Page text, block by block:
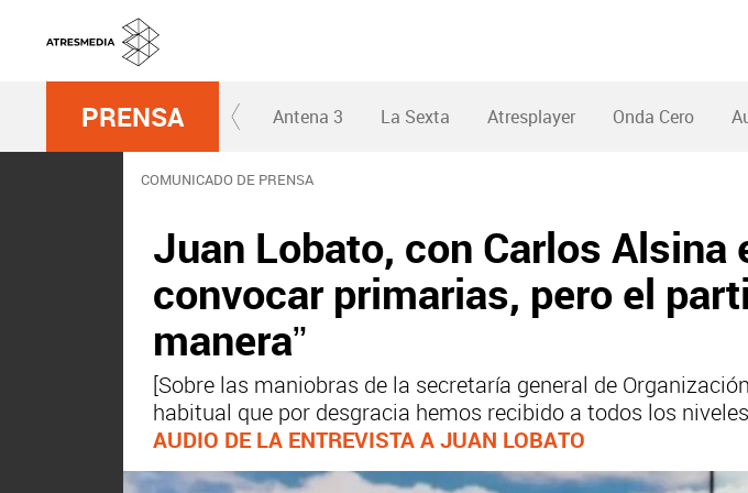
PRENSA Antena 3 La Sexta Atresplayer Onda Cero
COMUNICADO DE PRENSA
Juan Lobato, con Carlos Alsina
convocar primarias, pero el
manera”
[Sobre las maniobras de la secretaría general de
habitual que por desgracia hemos recibido a todos los
AUDIO DE LA ENTREVISTA A JUAN LOBATO